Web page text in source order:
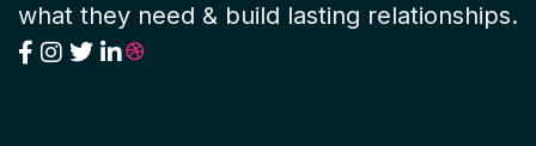
what they need & build lasting relationships.